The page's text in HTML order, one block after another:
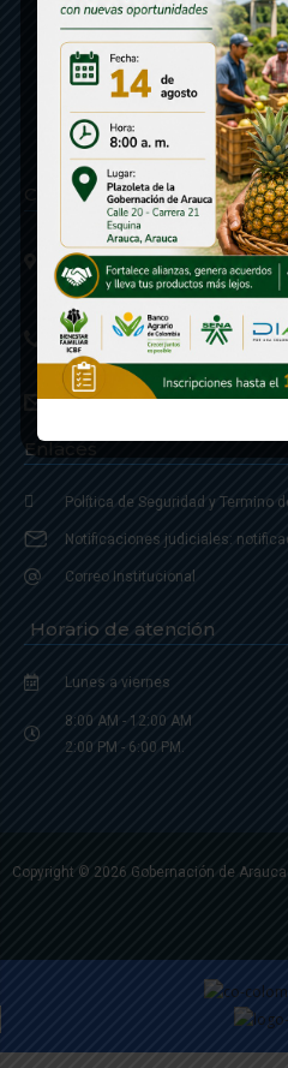
Contáctenos
Calle 20 - Carrera 21 Esquina
Código postal 810001
Linea de Servicio a la Ciudadania:
Linea Anticorrupción: 607885
correspondencia:
Enlaces
Política de Seguridad y Termino
Notificaciones judiciales:
Correo Institucional
Horario de atención
Lunes a viernes
8:00 AM - 12:00 AM
2:00 PM - 6:00 PM.
Copyright © 2026 Gobernación de Arauca